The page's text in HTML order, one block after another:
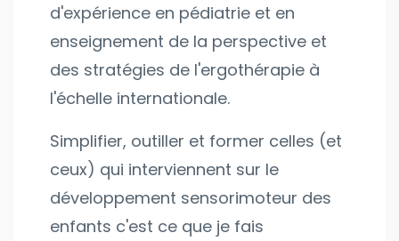
d'expérience en pédiatrie et en
enseignement de la perspective et
des stratégies de l'ergothérapie à
l'échelle internationale.
Simplifier, outiller et former celles (et
ceux) qui interviennent sur le
développement sensorimoteur des
enfants c'est ce que je fais